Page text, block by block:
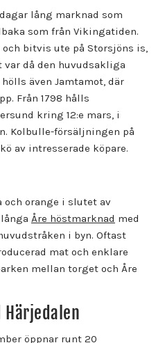
lång marknad som
som från Vikingatiden.
och bitvis ute på Storsjöns is,
var då den huvudsakliga
även Jamtamot, där
Från 1798 hålls
kring 12:e mars, i
Kolbulle-försäljningen på
av intresserade köpare.
och orange i slutet av
Åre höstmarknad med
i byn. Oftast
mat och enklare
mellan torget och Åre
öppnar runt 20